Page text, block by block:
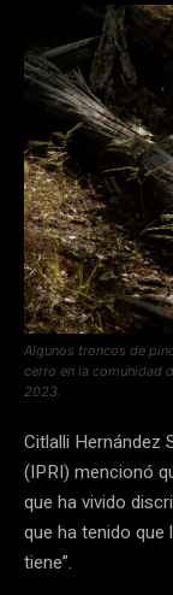
Algunos troncos de
cerro en la comunidad
2023.
Citlalli Hernández
(IPRI) mencionó
que ha vivido
que ha tenido
tiene”.